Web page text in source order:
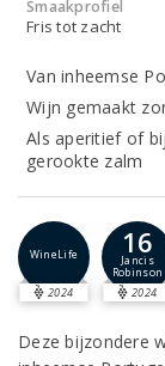
Smaakprofiel
Fris tot zacht
Van inheemse
Wijn gemaakt
Als aperitief of
gerookte zalm
WineLife
2024
16
Jancis
Robinson
2024
Deze bijzondere